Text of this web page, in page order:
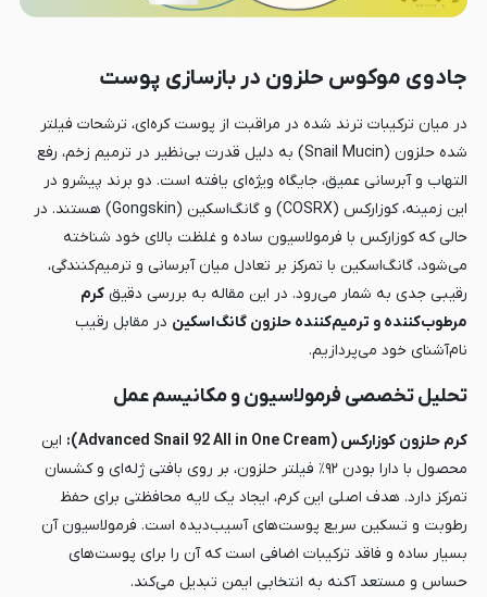
جادوی موکوس حلزون در بازسازی پوست
در میان ترکیبات ترند شده در مراقبت از پوست کره‌ای، ترشحات فیلتر
شده حلزون (Snail Mucin) به دلیل قدرت بی‌نظیر در ترمیم زخم، رفع
التهاب و آبرسانی عمیق، جایگاه ویژه‌ای یافته است. دو برند پیشرو در
این زمینه، کوزارکس (COSRX) و گانگ‌اسکین (Gongskin) هستند. در
حالی که کوزارکس با فرمولاسیون ساده و غلظت بالای خود شناخته
می‌شود، گانگ‌اسکین با تمرکز بر تعادل میان آبرسانی و ترمیم‌کنندگی،
رقیبی جدی به شمار می‌رود. در این مقاله به بررسی دقیق کرم
مرطوب‌کننده و ترمیم‌کننده حلزون گانگ‌اسکین در مقابل رقیب
نام‌آشنای خود می‌پردازیم.
تحلیل تخصصی فرمولاسیون و مکانیسم عمل
کرم حلزون کوزارکس (Advanced Snail 92 All in One Cream):
این
محصول با دارا بودن ۹۲٪ فیلتر حلزون، بر روی بافتی ژله‌ای و کشسان
تمرکز دارد. هدف اصلی این کرم، ایجاد یک لایه محافظتی برای حفظ
رطوبت و تسکین سریع پوست‌های آسیب‌دیده است. فرمولاسیون آن
بسیار ساده و فاقد ترکیبات اضافی است که آن را برای پوست‌های
حساس و مستعد آکنه به انتخابی ایمن تبدیل می‌کند.